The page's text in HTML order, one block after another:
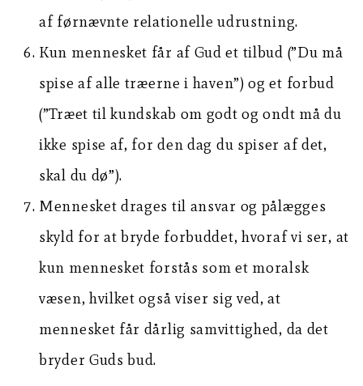
af førnævnte relationelle udrustning.
Kun mennesket får af Gud et tilbud (”Du må
spise af alle træerne i haven”) og et forbud
(”Træet til kundskab om godt og ondt må du
ikke spise af, for den dag du spiser af det,
skal du dø”).
Mennesket drages til ansvar og pålægges
skyld for at bryde forbuddet, hvoraf vi ser, at
kun mennesket forstås som et moralsk
væsen, hvilket også viser sig ved, at
mennesket får dårlig samvittighed, da det
bryder Guds bud.